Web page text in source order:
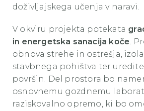
doživljajskega učenja v naravi.
V okviru projekta potekata
in energetska sanacija koče.
obnova strehe in ostrešja,
stavbnega pohištva ter
površin. Del prostora bo
osnovnemu gozdnemu
raziskovalno opremo, ki bo